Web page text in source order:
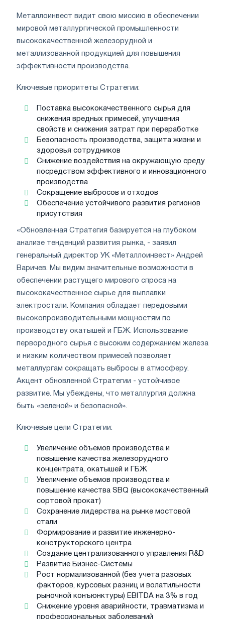
Металлоинвест видит свою миссию в обеспечении
мировой металлургической промышленности
высококачественной железорудной и
металлизованной продукцией для повышения
эффективности производства.
Ключевые приоритеты Стратегии:
Поставка высококачественного сырья для
снижения вредных примесей, улучшения
свойств и снижения затрат при переработке
Безопасность производства, защита жизни и
здоровья сотрудников
Снижение воздействия на окружающую среду
посредством эффективного и инновационного
производства
Сокращение выбросов и отходов
Обеспечение устойчивого развития регионов
присутствия
«Обновленная Стратегия базируется на глубоком
анализе тенденций развития рынка, - заявил
генеральный директор УК «Металлоинвест» Андрей
Варичев. Мы видим значительные возможности в
обеспечении растущего мирового спроса на
высококачественное сырье для выплавки
электростали. Компания обладает передовыми
высокопроизводительными мощностям по
производству окатышей и ГБЖ. Использование
первородного сырья с высоким содержанием железа
и низким количеством примесей позволяет
металлургам сокращать выбросы в атмосферу.
Акцент обновленной Стратегии - устойчивое
развитие. Мы убеждены, что металлургия должна
быть «зеленой» и безопасной».
Ключевые цели Стратегии:
Увеличение объемов производства и
повышение качества железорудного
концентрата, окатышей и ГБЖ
Увеличение объемов производства и
повышение качества SBQ (высококачественный
сортовой прокат)
Сохранение лидерства на рынке мостовой
стали
Формирование и развитие инженерно-
конструкторского центра
Создание централизованного управления R&D
Развитие Бизнес-Системы
Рост нормализованной (без учета разовых
факторов, курсовых разниц и волатильности
рыночной конъюнктуры) EBITDA на 3% в год
Снижение уровня аварийности, травматизма и
профессиональных заболеваний